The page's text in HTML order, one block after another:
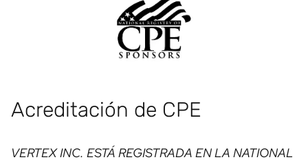
Acreditación de CPE
VERTEX INC. ESTÁ REGISTRADA EN LA NATIONAL